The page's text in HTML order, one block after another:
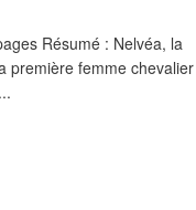
Résumé : Nelvéa, la
première femme chevalier